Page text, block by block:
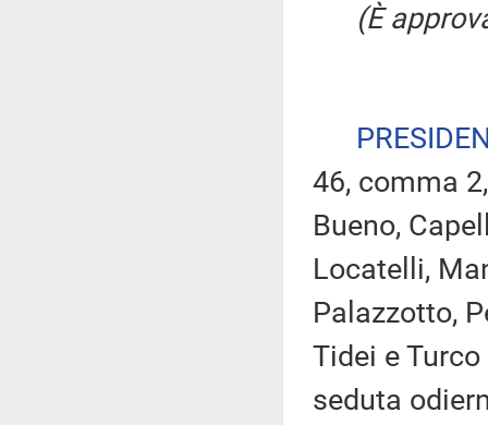
(È
46, comma
Bueno,
Locatelli,
Palazzotto,
Tidei e
seduta